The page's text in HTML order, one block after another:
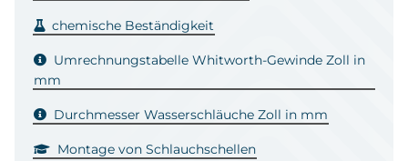
chemische Beständigkeit
Umrechnungstabelle Whitworth-Gewinde Zoll in
mm
Durchmesser Wasserschläuche Zoll in mm
Montage von Schlauchschellen